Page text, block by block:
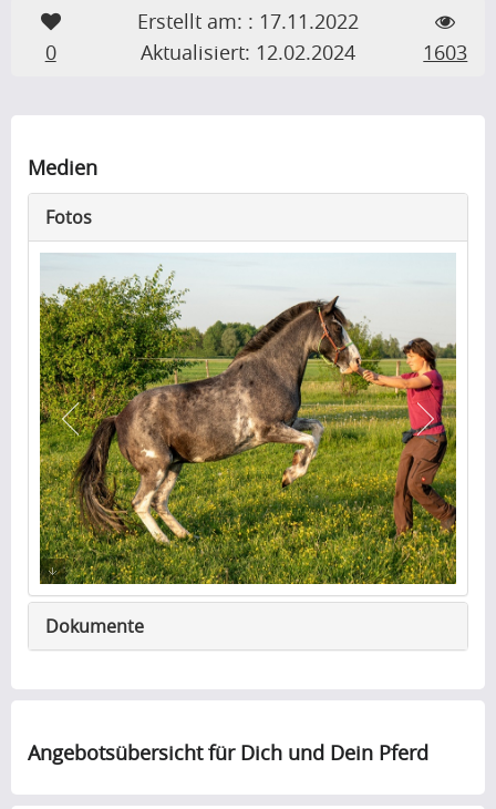
0
Erstellt am: : 17.11.2022
Aktualisiert: 12.02.2024
1603
Medien
Fotos
Dokumente
Angebotsübersicht für Dich und Dein Pferd